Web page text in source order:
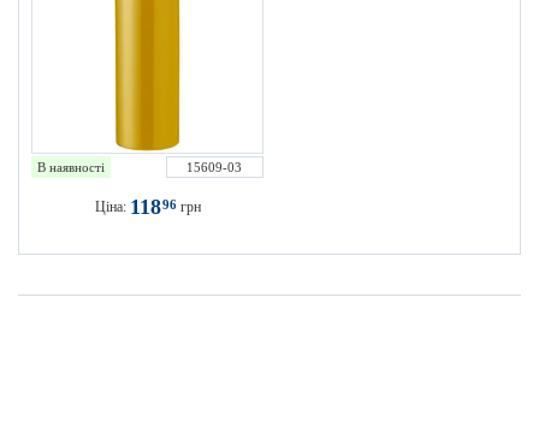
В наявності 15609-03
Ціна: 11896грн